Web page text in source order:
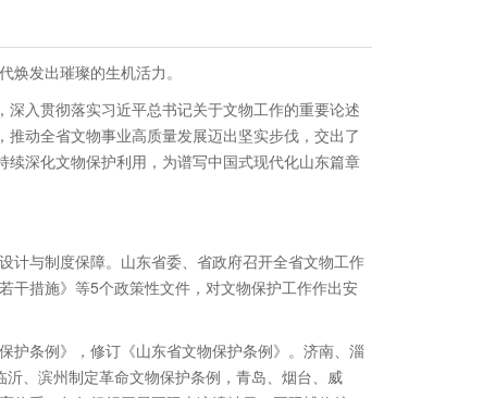
发出璀璨的生机活力。
入贯彻落实习近平总书记关于文物工作的重要论述
动全省文物事业高质量发展迈出坚实步伐，交出了
深化文物保护利用，为谱写中国式现代化山东篇章
计与制度保障。山东省委、省政府召开全省文物工作
干措施》等5个政策性文件，对文物保护工作作出安
护条例》，修订《山东省文物保护条例》。济南、淄
、滨州制定革命文物保护条例，青岛、烟台、威